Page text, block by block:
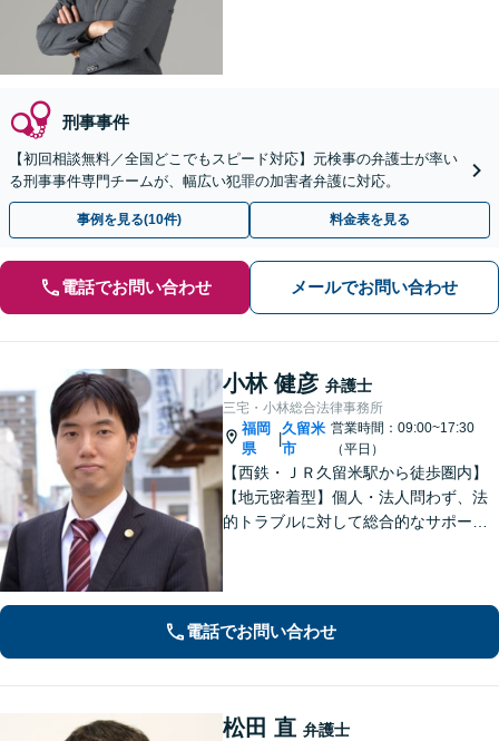
刑事事件
【初回相談無料／全国どこでもスピード対応】元検事の弁護士が率い
る刑事事件専門チームが、幅広い犯罪の加害者弁護に対応。
事例を見る(10件) 料金表を見る
電話でお問い合わせ メールでお問い合わせ
小林 健彦 弁護士
三宅・小林総合法律事務所
福岡
県
|
久留米
市
営業時間：09:00~17:30
（平日）
【西鉄・ＪＲ久留米駅から徒歩圏内】
【地元密着型】個人・法人問わず、法
的トラブルに対して総合的なサポート
電話でお問い合わせ
松田 直 弁護士